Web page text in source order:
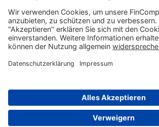
Unser Angebot richtet sich ausschließlich
ImpressumAGBDatenschutzIT-Sicherheit